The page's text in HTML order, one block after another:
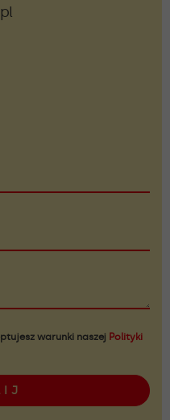
warunki naszej Polityki